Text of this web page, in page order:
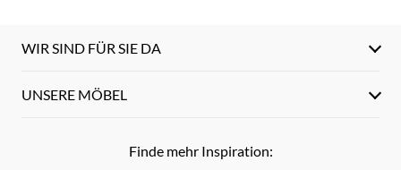
WIR SIND FÜR SIE DA
UNSERE MÖBEL
Finde mehr Inspiration: